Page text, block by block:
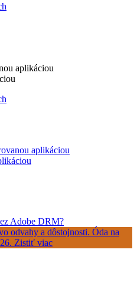
aplikáciou
aplikáciou
Adobe DRM?